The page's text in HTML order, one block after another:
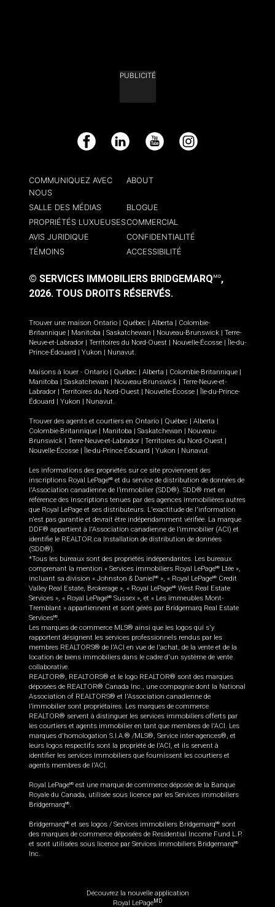
PUBLICITÉ
Facebook LinkedIn YouTube Instagram
COMMUNIQUEZ AVEC
NOUS
ABOUT
SALLE DES MÉDIAS
BLOGUE
PROPRIÉTÉS LUXUEUSESCOMMERCIAL
AVIS JURIDIQUE
CONFIDENTIALITÉ
TÉMOINS
ACCESSIBILITÉ
© SERVICES IMMOBILIERS BRIDGEMARQ MD,
2026. TOUS DROITS RÉSERVÉS.
Trouver une maison Ontario Québec Alberta
Colombie-
Britannique
Manitoba Saskatchewan Nouveau-Brunswick
Terre-
Neuve-et-Labrador
Territoires du Nord-Ouest Nouvelle-Écosse
Île-du-
Prince-Édouard
Yukon Nunavut.
Maisons à louer - Ontario Québec Alberta Colombie-Britannique
Manitoba
Saskatchewan Nouveau-Brunswick
Terre-Neuve-et-
Labrador
Territoires du Nord-Ouest Nouvelle-Écosse
Île-du-Prince-
Édouard
Yukon Nunavut.
Trouver des agents et courtiers en Ontario Québec Alberta
Colombie-Britannique
Manitoba Saskatchewan
Nouveau-
Brunswick
Terre-Neuve-et-Labrador Territoires du Nord-Ouest
Nouvelle-Écosse
Île-du-Prince-Édouard Yukon Nunavut
Les informations des propriétés sur ce site proviennent des
inscriptions Royal LePageMD et du service de distribution de données de
l'Association canadienne de l’immobilier (SDD®). SDD® met en
référence des inscriptions tenues par des agences immobilières autres
que Royal LePage et ses distributeurs. L'exactitude de l'information
n'est pas garantie et devrait être indépendamment vérifiée. La marque
DDF® appartient à l'Association canadienne de l’immobilier (ACI) et
identifie le REALTOR.ca Installation de distribution de données
(SDD®).
*Tous les bureaux sont des propriétés indépendantes. Les bureaux
comprenant la mention « Services immobiliers Royal LePageMD
Ltée »,
incluant sa division « Johnston & Daniel MD », « Royal LePageMD
Credit
Valley Real Estate, Brokerage », « Royal LePageMD West Real Estate
Services », « Royal LePageMD Sussex », et « Les immeubles Mont-
Tremblant » appartiennent et sont gérés par Bridgemarq Real Estate
ServicesMD.
Les marques de commerce MLS® ainsi que les logos qui s'y
rapportent désignent les services professionnels rendus par les
membres REALTORS® de l'ACI en vue de l'achat, de la vente et de la
location de biens immobiliers dans le cadre d'un système de vente
collaborative.
REALTOR®, REALTORS® et le logo REALTOR® sont des marques
déposées de REALTOR® Canada Inc., une compagnie dont la National
Association of REALTORS® et l'Association canadienne de
l’immobilier sont propriétaires. Les marques de commerce
REALTOR® servent à distinguer les services immobiliers offerts par
les courtiers et agents immobilier en tant que membres de l'ACI. Les
marques d'homologation S.I.A.® /MLS®, Service inter-agences®, et
leurs logos respectifs sont la propriété de l'ACI, et ils servent à
identifier les services immobiliers que fournissent les courtiers et
agents membres de l'ACI.
Royal LePageMD est une marque de commerce déposée de la Banque
Royale du Canada, utilisée sous licence par les Services immobiliers
BridgemarqMD.
BridgemarqMD et ses logos / Services immobiliers BridgemarqMD
sont
des marques de commerce déposées de Residential Income Fund L.P.
et sont utilisées sous licence par Services immobiliers BridgemarqMD
Inc.
Découvrez la nouvelle application
Royal LePageMD